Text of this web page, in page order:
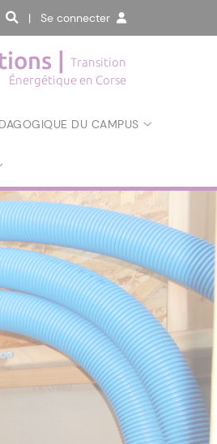
| Se connecter
| Transition
Énergétique en Corse
DU CAMPUS